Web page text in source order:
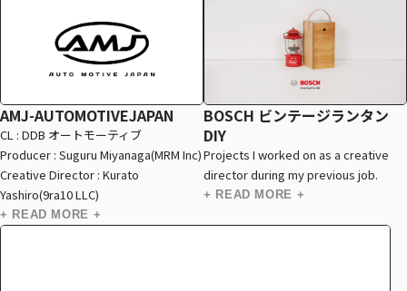
AMJ-AUTOMOTIVEJAPAN
CL : DDB オートモーティブ
Producer : Suguru Miyanaga(MRM Inc)
Creative Director : Kurato
Yashiro(9ra10 LLC)
+ READ MORE +
BOSCH ビンテージランタン
DIY
Projects I worked on as a creative
director during my previous job.
+ READ MORE +